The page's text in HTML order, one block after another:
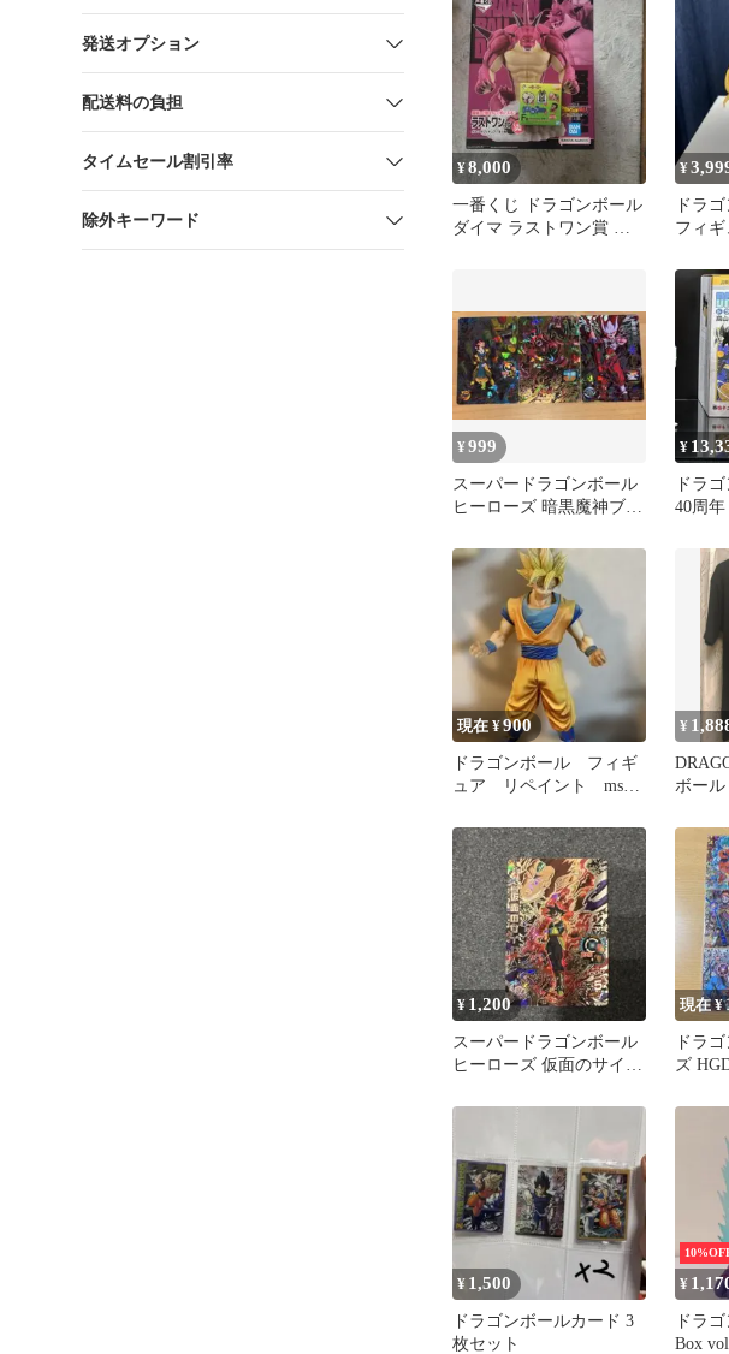
発送オプション
配送料の負担
タイムセール割引率
除外キーワード
¥8,000
一番くじ ドラゴンボール
ダイマ ラストワン賞 ポ
¥
ドラ
フィギ
¥999
スーパードラゴンボール
ヒーローズ 暗黒魔神ブ
ク タピオン
¥
ドラ
40周年
現在 ¥900
ドラゴンボール フィギ
ュア リペイント msp
¥
ボール
¥ 1,200
スーパードラゴンボール
ヒーローズ 仮面のサイヤ
現在 ¥
ドラ
ズ
¥ 1,500
ドラゴンボールカード 3
枚セット
¥
ドラ
Box